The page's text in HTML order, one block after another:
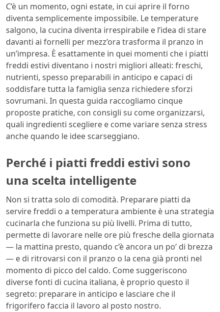
C’è un momento, ogni estate, in cui aprire il forno
diventa semplicemente impossibile. Le temperature
salgono, la cucina diventa irrespirabile e l’idea di stare
davanti ai fornelli per mezz’ora trasforma il pranzo in
un’impresa. È esattamente in quei momenti che i piatti
freddi estivi diventano i nostri migliori alleati: freschi,
nutrienti, spesso preparabili in anticipo e capaci di
soddisfare tutta la famiglia senza richiedere sforzi
sovrumani. In questa guida raccogliamo cinque
proposte pratiche, con consigli su come organizzarsi,
quali ingredienti scegliere e come variare senza stress
anche quando le idee scarseggiano.
Perché i piatti freddi estivi sono
una scelta intelligente
Non si tratta solo di comodità. Preparare piatti da
servire freddi o a temperatura ambiente è una strategia
cucinarla che funziona su più livelli. Prima di tutto,
permette di lavorare nelle ore più fresche della giornata
— la mattina presto, quando c’è ancora un po’ di brezza
— e di ritrovarsi con il pranzo o la cena già pronti nel
momento di picco del caldo. Come suggeriscono
diverse fonti di cucina italiana, è proprio questo il
segreto: preparare in anticipo e lasciare che il
frigorifero faccia il lavoro al posto nostro.